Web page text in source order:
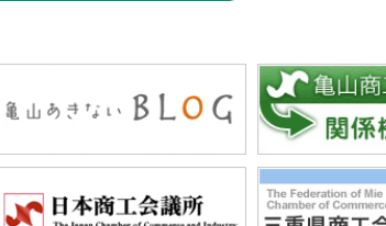
2024年4月
2024年3月
2024年2月
2024年1月